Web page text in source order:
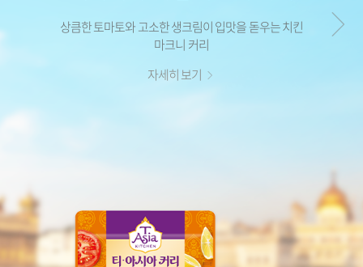
상큼한 토마토와 고소한 생크림이 입맛을 돋우는 치킨
마크니 커리
자세히 보기
코코넛 크림에 계란을 더해 고소함이 가득한 게살
푸팟퐁 커리
자세히 보기
오리지널 옐로우 커리 본연의 맛을 살린 비프 마살라
커리
자세히 보기
카라멜라이즈한 양파로 맛의 깊이를 더한 숙성 카레
자세히 보기
마살라 커리
오리지널 옐로우 커리 그대로 매콤하게 즐기는 스파이시
비프 마살라 커리
빈달루 커리
핫칠리와 토마토로 정통의 맛을 살린 매운 커리
자세히 보기